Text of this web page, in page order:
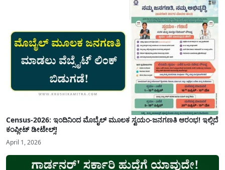
Census-2026: ಇಂದಿನಿಂದ ಮೊಬೈಲ್ ಮೂಲಕ ಸ್ವಯಂ-ಜನಗಣತಿ ಆರಂಭ! ಇಲ್ಲಿದೆ
ಕಂಪ್ಲೀಟ್ ಡೀಟೇಲ್ಸ್!
April 1, 2026